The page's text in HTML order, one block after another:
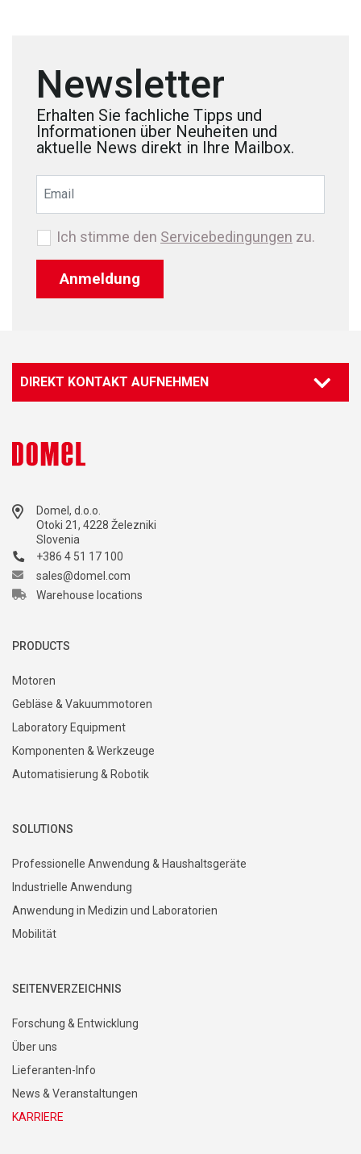
Newsletter
Erhalten Sie fachliche Tipps und
Informationen über Neuheiten und
aktuelle News direkt in Ihre Mailbox.
Anmeldung
Ich stimme den Servicebedingungen zu.
DIREKT KONTAKT AUFNEHMEN
Domel, d.o.o.
Otoki 21, 4228 Železniki
Slovenia
+386 4 51 17 100
sales@domel.com
Warehouse locations
PRODUCTS
Motoren
Gebläse & Vakuummotoren
Laboratory Equipment
Komponenten & Werkzeuge
Automatisierung & Robotik
SOLUTIONS
Professionelle Anwendung & Haushaltsgeräte
Industrielle Anwendung
Anwendung in Medizin und Laboratorien
Mobilität
SEITENVERZEICHNIS
Forschung & Entwicklung
Über uns
Lieferanten-Info
News & Veranstaltungen
KARRIERE